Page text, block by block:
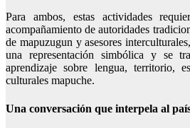
Para ambos, estas actividades
acompañamiento de autoridades
de mapuzugun y asesores
una representación simbólica y se
aprendizaje sobre lengua, territorio,
culturales mapuche.
Una conversación que interpela al